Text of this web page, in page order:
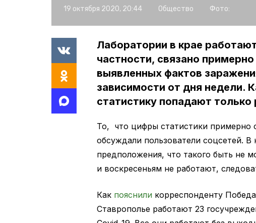
19 октября 2020, 20:44 Общество Фото:
Лаборатории в крае
частности, связано
выявленных фактов
зависимости от дня недели.
статистику попадают
То, что цифры статистики
обсуждали пользователи соцсетей.
предположения, что такого быть не
и воскресеньям не работают,
Как пояснили корреспонденту
Ставрополье работают 23